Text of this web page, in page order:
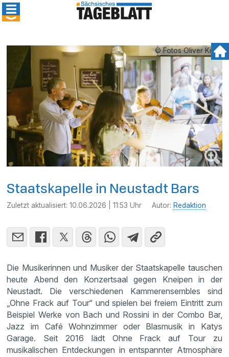
© Fotos Oliver Killig
Staatskapelle in Neustadt Bars
Zuletzt aktualisiert:10.06.2026 | 11:53 Uhr Autor: Redaktion
Die Musikerinnen und Musiker der Staatskapelle tauschen
heute Abend den Konzertsaal gegen Kneipen in der
Neustadt. Die verschiedenen Kammerensembles sind
„Ohne Frack auf Tour“ und spielen bei freiem Eintritt zum
Beispiel Werke von Bach und Rossini in der Combo Bar,
Jazz im Café Wohnzimmer oder Blasmusik in Katys
Garage. Seit 2016 lädt Ohne Frack auf Tour zu
musikalischen Entdeckungen in entspannter Atmosphäre